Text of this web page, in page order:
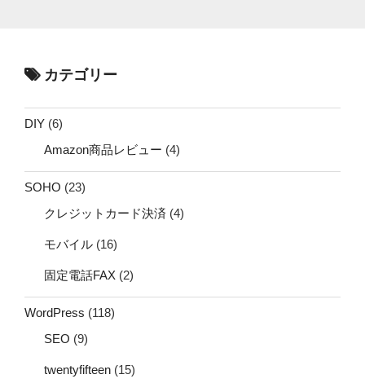
カテゴリー
DIY (6)
Amazon商品レビュー (4)
SOHO (23)
クレジットカード決済 (4)
モバイル (16)
固定電話FAX (2)
WordPress (118)
SEO (9)
twentyfifteen (15)